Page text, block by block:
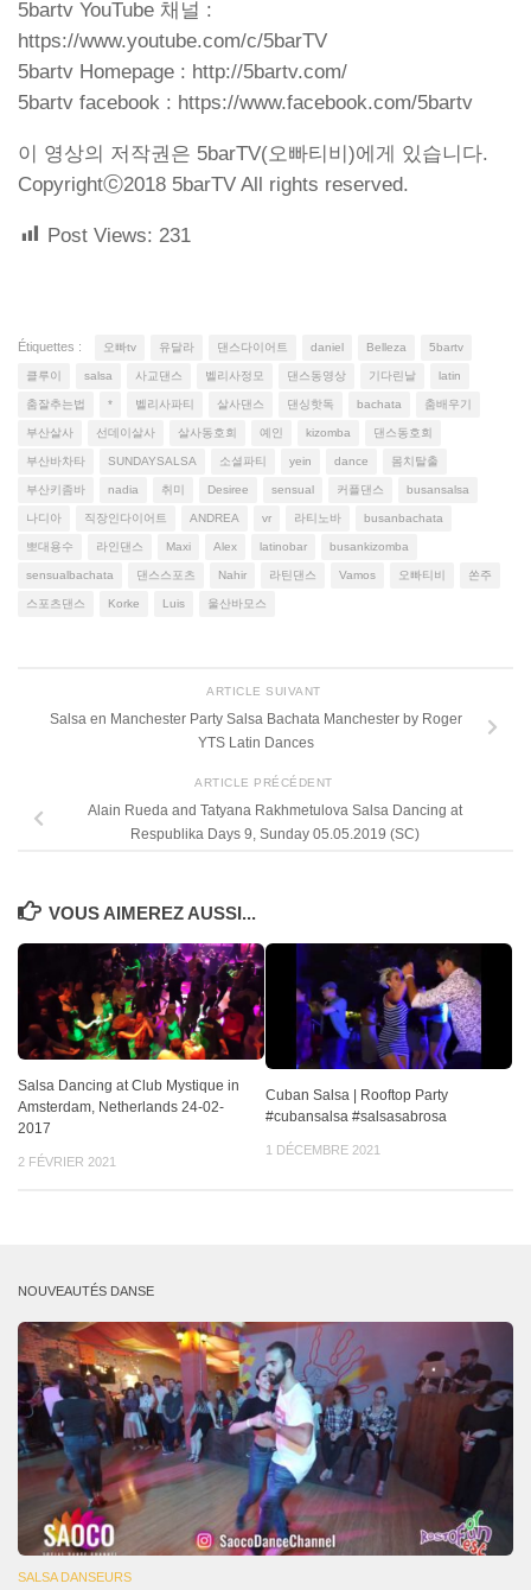
5bartv YouTube 채널 :
https://www.youtube.com/c/5barTV
5bartv Homepage : http://5bartv.com/
5bartv facebook : https://www.facebook.com/5bartv
이 영상의 저작권은 5barTV(오빠티비)에게 있습니다.
Copyrightⓒ2018 5barTV All rights reserved.
Post Views: 231
Étiquettes : 오빠tv 유달라 댄스다이어트 daniel Belleza 5bartv
클루이 salsa 사교댄스 벨리사정모 댄스동영상 기다린날 latin
춤잘추는법 * 벨리사파티 살사댄스 댄싱핫독 bachata 춤배우기
부산살사 선데이살사 살사동호회 예인 kizomba 댄스동호회
부산바차타 SUNDAYSALSA 소셜파티 yein dance 몸치탈출
부산키좀바 nadia 취미 Desiree sensual 커플댄스 busansalsa
나디아 직장인다이어트 ANDREA vr 라티노바 busanbachata
뽀대용수 라인댄스 Maxi Alex latinobar busankizomba
sensualbachata 댄스스포츠 Nahir 라틴댄스 Vamos 오빠티비 쏜주
스포츠댄스 Korke Luis 울산바모스
ARTICLE SUIVANT
Salsa en Manchester Party Salsa Bachata Manchester by Roger
YTS Latin Dances
ARTICLE PRÉCÉDENT
Alain Rueda and Tatyana Rakhmetulova Salsa Dancing at
Respublika Days 9, Sunday 05.05.2019 (SC)
VOUS AIMEREZ AUSSI...
Salsa Dancing at Club Mystique in
Amsterdam, Netherlands 24-02-
2017
2 FÉVRIER 2021
Cuban Salsa | Rooftop Party
#cubansalsa #salsasabrosa
1 DÉCEMBRE 2021
NOUVEAUTÉS DANSE
SALSA DANSEURS